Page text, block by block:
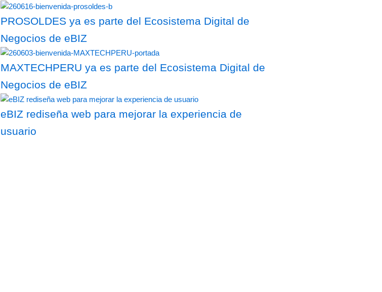
PROSOLDES ya es parte del Ecosistema Digital de
Negocios de eBIZ
MAXTECHPERU ya es parte del Ecosistema Digital de
Negocios de eBIZ
eBIZ rediseña web para mejorar la experiencia de
usuario